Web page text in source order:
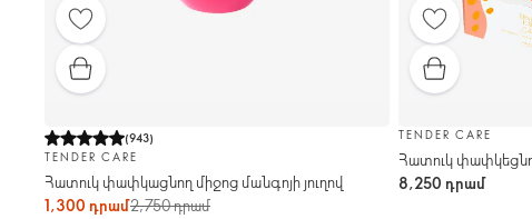
(943)
TENDER CARE
Հատուկ փափկացնող միջոց մանգոյի յուղով
1,300 դրամ2,750 դրամ
TENDER CARE
Հատուկ
8,250 դրամ